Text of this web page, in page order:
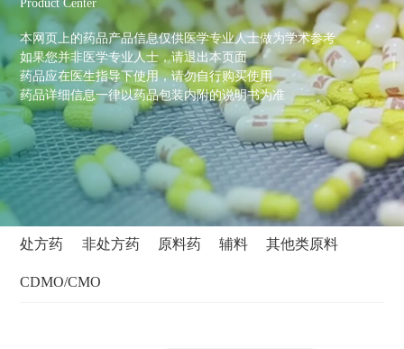
Product Center
本网页上的药品产品信息仅供医学专业人士做为学术参考
如果您并非医学专业人士，请退出本页面
药品应在医生指导下使用，请勿自行购买使用
药品详细信息一律以药品包装内附的说明书为准
处方药 非处方药 原料药 辅料 其他类原料
CDMO/CMO